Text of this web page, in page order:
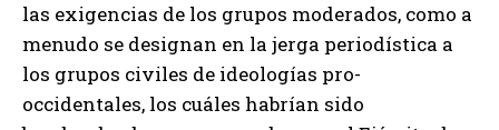
las exigencias de los grupos moderados, como a
menudo se designan en la jerga periodística a
los grupos civiles de ideologías pro-
occidentales, los cuáles habrían sido